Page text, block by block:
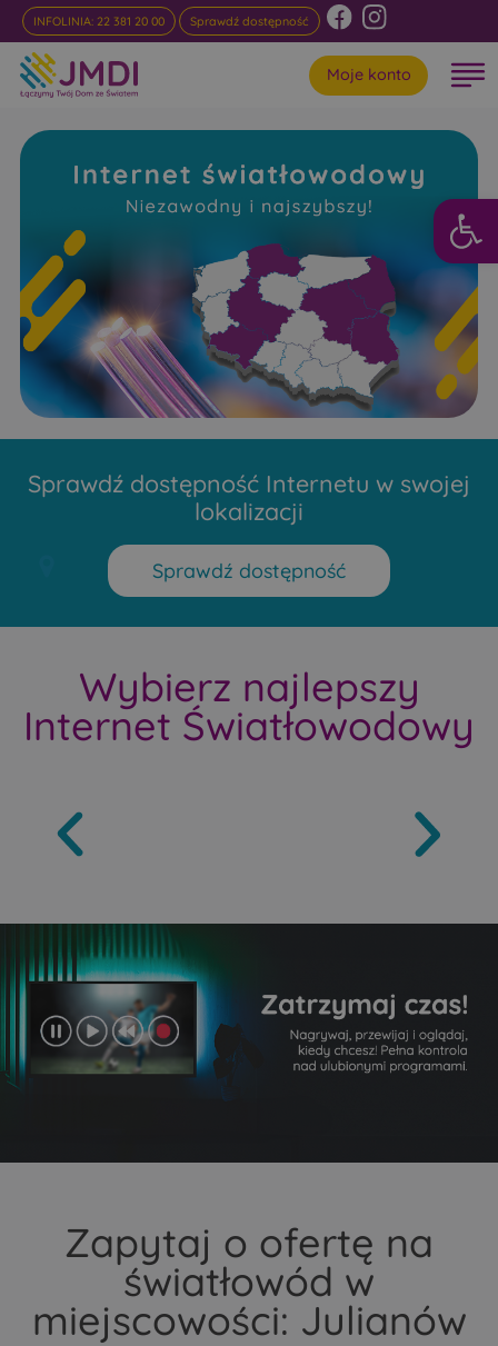
INFOLINIA: 22 381 20 00 Sprawdź dostępność
Moje konto
Internet
Światłowodowy Julianów
Niezawodny i najszybszy w rankingach
Sprawdź dostępność Internetu w swojej
lokalizacji
Sprawdź dostępność
Wybierz najlepszy
Internet Światłowodowy
Zapytaj o ofertę na
światłowód w
miejscowości: Julianów